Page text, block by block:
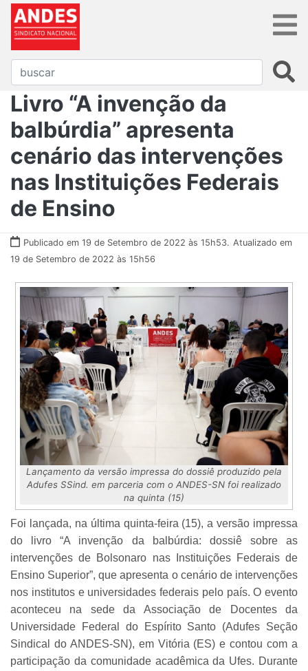
Livro “A invenção da
balbúrdia” apresenta
cenário das intervenções
nas Instituições Federais
de Ensino
Publicado em 19 de Setembro de 2022 às 15h53. Atualizado em
19 de Setembro de 2022 às 15h56
Lançamento da versão impressa do dossiê produzido pela
Adufes SSind. em parceria com o ANDES-SN foi realizado
na quinta (15)
Foi lançada, na última quinta-feira (15), a versão impressa
do livro “A invenção da balbúrdia: dossiê sobre as
intervenções de Bolsonaro nas Instituições Federais de
Ensino Superior”, que apresenta o cenário de intervenções
nos institutos e universidades federais pelo país. O evento
aconteceu na sede da Associação de Docentes da
Universidade Federal do Espírito Santo (Adufes Seção
Sindical do ANDES-SN), em Vitória (ES) e contou com a
participação da comunidade acadêmica da Ufes. Durante